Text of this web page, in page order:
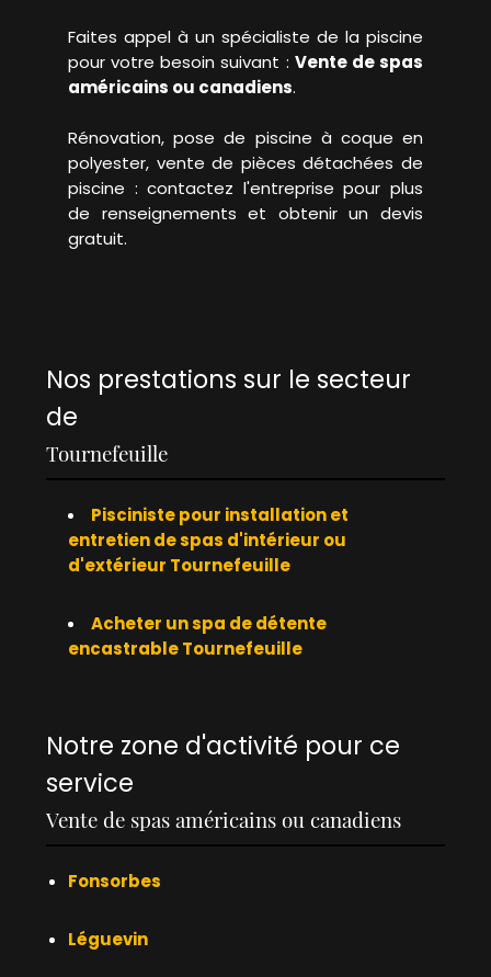
Faites appel à un spécialiste de la piscine
pour votre besoin suivant : Vente de spas
américains ou canadiens.
Rénovation, pose de piscine à coque en
polyester, vente de pièces détachées de
piscine : contactez l'entreprise pour plus
de renseignements et obtenir un devis
gratuit.
Nos prestations sur le secteur
de
Tournefeuille
Pisciniste pour installation et
entretien de spas d'intérieur ou
d'extérieur Tournefeuille
Acheter un spa de détente
encastrable Tournefeuille
Notre zone d'activité pour ce
service
Vente de spas américains ou canadiens
Fonsorbes
Léguevin